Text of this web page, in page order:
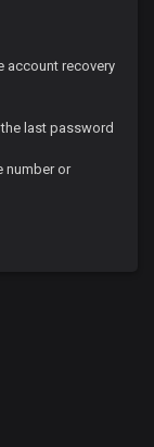
account recovery
last password
number or